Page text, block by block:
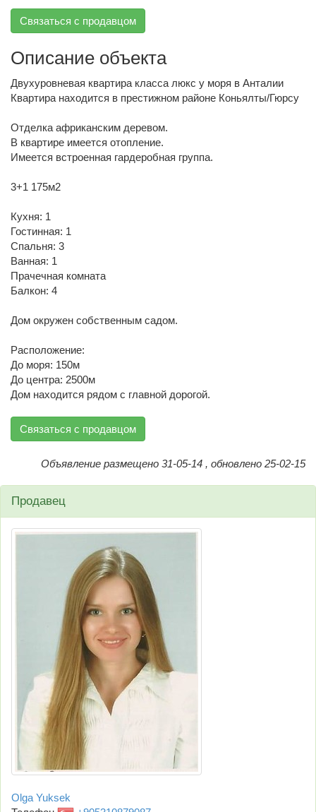
Связаться с продавцом
Описание объекта
Двухуровневая квартира класса люкс у моря в Анталии
Квартира находится в престижном районе Коньялты/Гюрсу
Отделка африканским деревом.
В квартире имеется отопление.
Имеется встроенная гардеробная группа.
3+1 175м2
Кухня: 1
Гостинная: 1
Спальня: 3
Ванная: 1
Прачечная комната
Балкон: 4
Дом окружен собственным садом.
Расположение:
До моря: 150м
До центра: 2500м
Дом находится рядом с главной дорогой.
Связаться с продавцом
Объявление размещено 31-05-14 , обновлено 25-02-15
Продавец
Olga Yuksek